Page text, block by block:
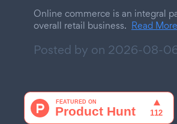
Online commerce is an integral
overall retail business. Read More
Posted by on 2026-08-